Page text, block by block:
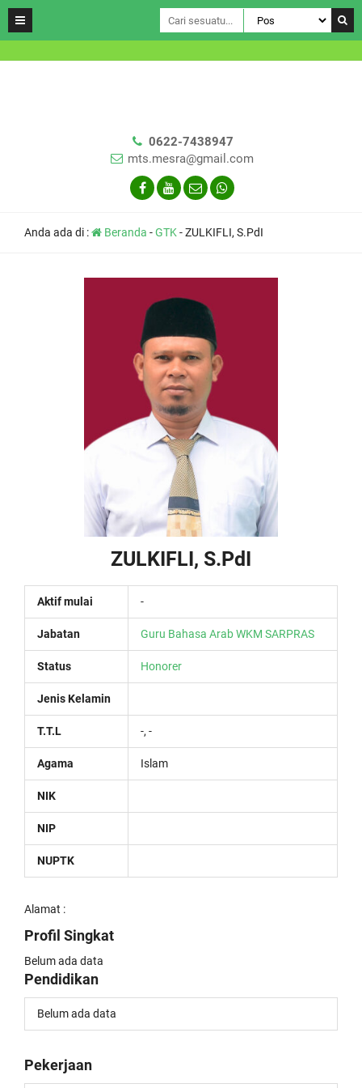
0622-7438947
mts.mesra@gmail.com
Anda ada di : Beranda -GTK-ZULKIFLI, S.PdI
ZULKIFLI, S.PdI
Aktif mulai -
Jabatan Guru Bahasa ArabWKM SARPRAS
Status Honorer
Jenis Kelamin
T.T.L -, -
Agama Islam
NIK
NIP
NUPTK
Alamat :
Profil Singkat
Belum ada data
Pendidikan
Belum ada data
Pekerjaan